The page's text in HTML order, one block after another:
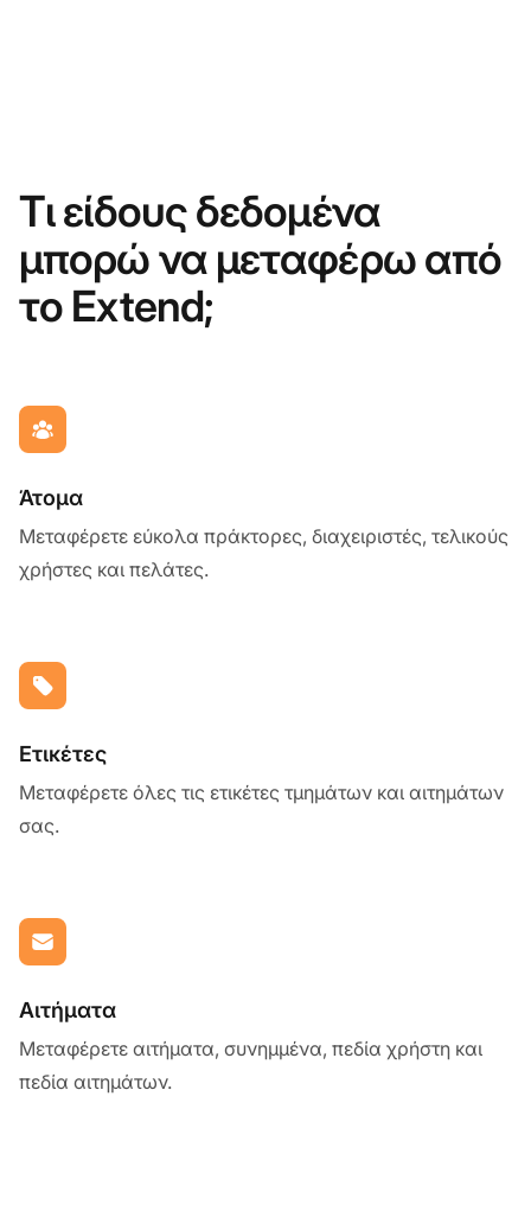
Τι είδους δεδομένα
μπορώ να μεταφέρω από
το Extend;
Άτομα
Μεταφέρετε εύκολα πράκτορες, διαχειριστές, τελικούς
χρήστες και πελάτες.
Ετικέτες
Μεταφέρετε όλες τις ετικέτες τμημάτων και αιτημάτων
σας.
Αιτήματα
Μεταφέρετε αιτήματα, συνημμένα, πεδία χρήστη και
πεδία αιτημάτων.